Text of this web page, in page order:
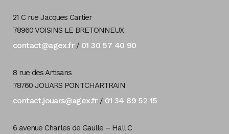
21 C rue Jacques Cartier
78960 VOISINS LE BRETONNEUX
contact@agex.fr/ 01 30 57 40 90
8 rue des Artisans
78760 JOUARS PONTCHARTRAIN
contact.jouars@agex.fr/ 01 34 89 52 15
6 avenue Charles de Gaulle – Hall C